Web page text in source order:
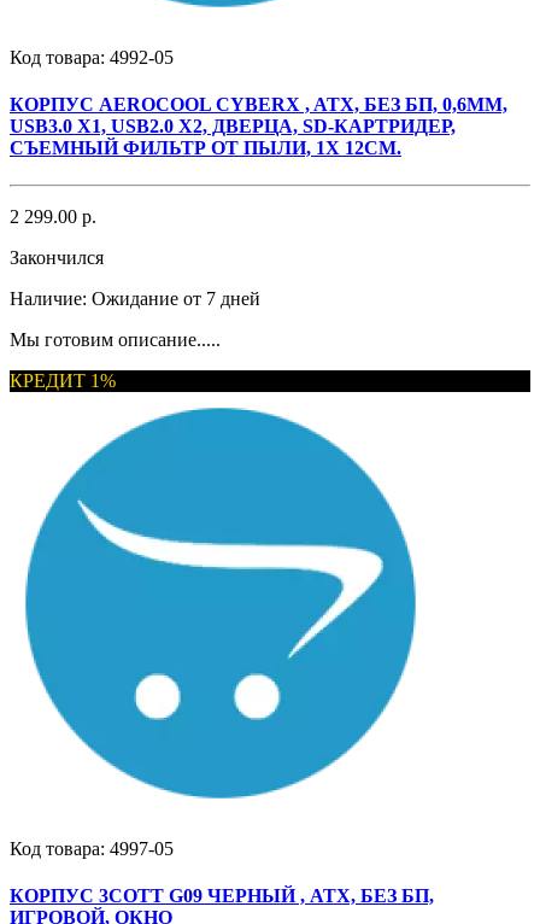
Код товара: 4992-05
КОРПУС AEROCOOL CYBERX , ATX, БЕЗ БП, 0,6ММ,
USB3.0 X1, USB2.0 X2, ДВЕРЦА, SD-КАРТРИДЕР,
СЪЕМНЫЙ ФИЛЬТР ОТ ПЫЛИ, 1Х 12СМ.
2 299.00 р.
Закончился
Наличие: Ожидание от 7 дней
Мы готовим описание.....
КРЕДИТ 1%
Код товара: 4997-05
КОРПУС 3COTT G09 ЧЕРНЫЙ , ATX, БЕЗ БП,
ИГРОВОЙ, ОКНО